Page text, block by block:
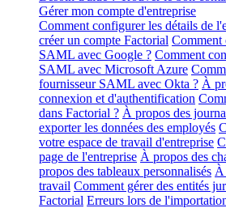
Gérer mon compte d'entreprise
Comment configurer les détails de
créer un compte Factorial Comment
SAML avec Google ? Comment
SAML avec Microsoft Azure
fournisseur SAML avec Okta ? À
connexion et d'authentification
dans Factorial ? À propos des
exporter les données des employés
votre espace de travail d'entreprise
page de l'entreprise À propos des
propos des tableaux personnalisés À
travail Comment gérer des entités
Factorial Erreurs lors de